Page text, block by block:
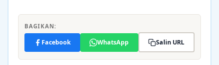
BAGIKAN:
Facebook WhatsApp Salin URL